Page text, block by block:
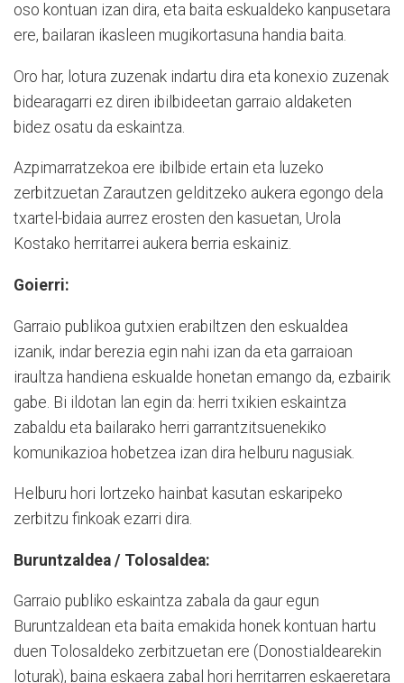
oso kontuan izan dira, eta baita eskualdeko kanpusetara
ere, bailaran ikasleen mugikortasuna handia baita.
Oro har, lotura zuzenak indartu dira eta konexio zuzenak
bidearagarri ez diren ibilbideetan garraio aldaketen
bidez osatu da eskaintza.
Azpimarratzekoa ere ibilbide ertain eta luzeko
zerbitzuetan Zarautzen gelditzeko aukera egongo dela
txartel-bidaia aurrez erosten den kasuetan, Urola
Kostako herritarrei aukera berria eskainiz.
Goierri:
Garraio publikoa gutxien erabiltzen den eskualdea
izanik, indar berezia egin nahi izan da eta garraioan
iraultza handiena eskualde honetan emango da, ezbairik
gabe. Bi ildotan lan egin da: herri txikien eskaintza
zabaldu eta bailarako herri garrantzitsuenekiko
komunikazioa hobetzea izan dira helburu nagusiak.
Helburu hori lortzeko hainbat kasutan eskaripeko
zerbitzu finkoak ezarri dira.
Buruntzaldea / Tolosaldea:
Garraio publiko eskaintza zabala da gaur egun
Buruntzaldean eta baita emakida honek kontuan hartu
duen Tolosaldeko zerbitzuetan ere (Donostialdearekin
loturak), baina eskaera zabal hori herritarren eskaeretara